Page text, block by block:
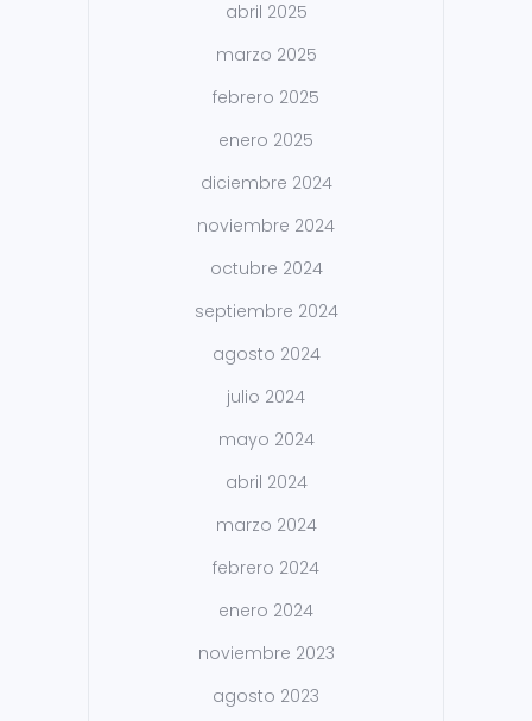
abril 2025
marzo 2025
febrero 2025
enero 2025
diciembre 2024
noviembre 2024
octubre 2024
septiembre 2024
agosto 2024
julio 2024
mayo 2024
abril 2024
marzo 2024
febrero 2024
enero 2024
noviembre 2023
agosto 2023